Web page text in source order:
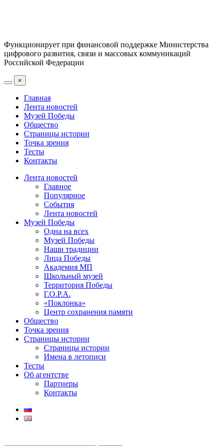
Функционирует при финансовой поддержке Министерства
цифрового развития, связи и массовых коммуникаций
Российской Федерации
×
Главная
Лента новостей
Музей Победы
Общество
Страницы истории
Точка зрения
Тесты
Контакты
Лента новостей
Главное
Популярное
События
Лента новостей
Музей Победы
Одна на всех
Музей Победы
Наши традиции
Лица Победы
Академия МП
Школьный музей
Территория Победы
Г.О.Р.А.
«Поклонка»
Центр сохранения памяти
Общество
Точка зрения
Страницы истории
Страницы истории
Имена в летописи
Тесты
Об агентстве
Партнеры
Контакты